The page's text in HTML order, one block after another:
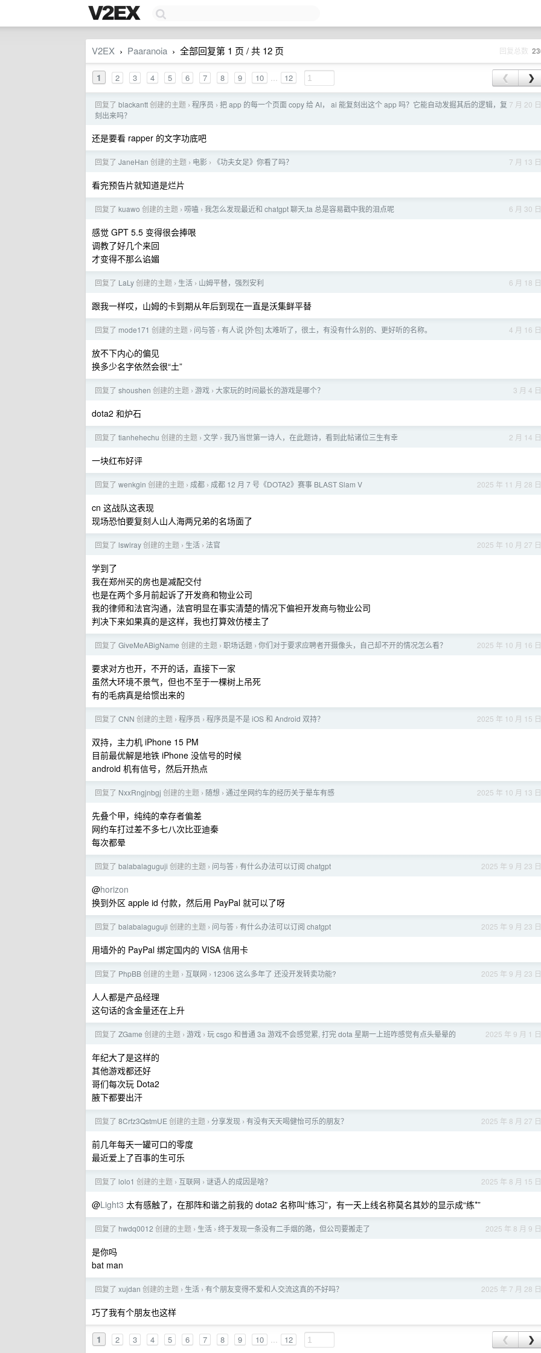
V2EX › Paaranoia › 全部回复第 1 页 / 共 12 页 回复总数
1 2 3 4 5 6 7 8 9 10 ... 12 ❮ ❯
7 月 20 日
回复了 blackantt创建的主题 › 程序员 › 把 app 的每一个页面 copy 给 AI， ai 能复刻出这个 app 吗？它能自动发掘其后的逻辑，复
刻出来吗？
还是要看 rapper 的文字功底吧
7 月 13 日
回复了 JaneHan 创建的主题 › 电影 › 《功夫女足》你看了吗？
看完预告片就知道是烂片
6 月 30 日
回复了 kuawo 创建的主题 › 唠嗑 › 我怎么发现最近和 chatgpt 聊天,ta 总是容易戳中我的泪点呢
感觉 GPT 5.5 变得很会捧哏
调教了好几个来回
才变得不那么谄媚
6 月 18 日
回复了 LaLy创建的主题 › 生活 › 山姆平替，强烈安利
跟我一样哎，山姆的卡到期从年后到现在一直是沃集鲜平替
4 月 16 日
回复了 mode171 创建的主题 › 问与答 › 有人说 [外包] 太难听了，很土，有没有什么别的、更好听的名称。
放不下内心的偏见
换多少名字依然会很“土”
3 月 4 日
回复了 shoushen 创建的主题 › 游戏 › 大家玩的时间最长的游戏是哪个？
dota2 和炉石
2 月 14 日
回复了 tianhehechu 创建的主题 › 文学 › 我乃当世第一诗人，在此题诗，看到此帖诸位三生有幸
一块红布好评
2025 年 11 月 28 日
回复了 wenkgin 创建的主题 › 成都 › 成都 12 月 7 号《DOTA2》赛事 BLAST Slam V
cn 这战队这表现
现场恐怕要复刻人山人海两兄弟的名场面了
2025 年 10 月 27 日
回复了 lswlray创建的主题 › 生活 › 法官
学到了
我在郑州买的房也是减配交付
也是在两个多月前起诉了开发商和物业公司
我的律师和法官沟通，法官明显在事实清楚的情况下偏袒开发商与物业公司
判决下来如果真的是这样，我也打算效仿楼主了
2025 年 10 月 16 日
回复了 GiveMeABigName 创建的主题 › 职场话题 › 你们对于要求应聘者开摄像头，自己却不开的情况怎么看？
要求对方也开，不开的话，直接下一家
虽然大环境不景气，但也不至于一棵树上吊死
有的毛病真是给惯出来的
2025 年 10 月 15 日
回复了 CNN 创建的主题 › 程序员 › 程序员是不是 iOS 和 Android 双持？
双持，主力机 iPhone 15 PM
目前最优解是地铁 iPhone 没信号的时候
android 机有信号，然后开热点
2025 年 10 月 13 日
回复了 NxxRngjnbgj 创建的主题 › 随想 › 通过坐网约车的经历关于晕车有感
先叠个甲，纯纯的幸存者偏差
网约车打过差不多七八次比亚迪秦
每次都晕
2025 年 9 月 23 日
回复了 balabalaguguji 创建的主题 › 问与答 › 有什么办法可以订阅 chatgpt
@horizon
换到外区 apple id 付款，然后用 PayPal 就可以了呀
2025 年 9 月 23 日
回复了 balabalaguguji 创建的主题 › 问与答 › 有什么办法可以订阅 chatgpt
用墙外的 PayPal 绑定国内的 VISA 信用卡
2025 年 9 月 23 日
回复了 PhpBB创建的主题 › 互联网 › 12306 这么多年了 还没开发转卖功能?
人人都是产品经理
这句话的含金量还在上升
2025 年 9 月 1 日
回复了 ZGame 创建的主题 › 游戏 › 玩 csgo 和普通 3a 游戏不会感觉累, 打完 dota 星期一上班咋感觉有点头晕晕的
年纪大了是这样的
其他游戏都还好
哥们每次玩 Dota2
腋下都要出汗
2025 年 8 月 27 日
回复了 8Crfz3QstmUE 创建的主题 › 分享发现 › 有没有天天喝健怡可乐的朋友？
前几年每天一罐可口的零度
最近爱上了百事的生可乐
2025 年 8 月 15 日
回复了 lolo1 创建的主题 › 互联网 › 谜语人的成因是啥？
@Light3 太有感触了，在那阵和谐之前我的 dota2 名称叫“练习”，有一天上线名称莫名其妙的显示成“练*”
2025 年 8 月 9 日
回复了 hwdq0012 创建的主题 › 生活 › 终于发现一条没有二手烟的路，但公司要搬走了
是你吗
bat man
2025 年 7 月 28 日
回复了 xujdan 创建的主题 › 生活 › 有个朋友变得不爱和人交流这真的不好吗？
巧了我有个朋友也这样
1 2 3 4 5 6 7 8 9 10 ... 12 ❮ ❯